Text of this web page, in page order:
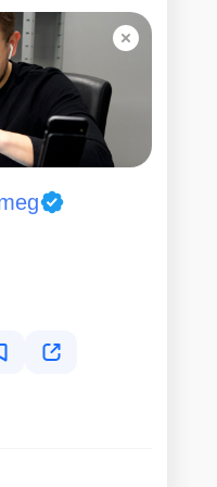
и фиксированные
с клиентом и не в
работ. Сервис не
услуги и не
предварительную
нашегоКалькулятора
и
и понимает важность
В среднем, ремонт
же день. При
ремонт только после
ремонта с
работ.